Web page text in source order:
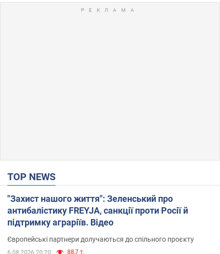
TOP NEWS
"Захист нашого життя": Зеленський про
антибалістику FREYJA, санкції проти Росії й
підтримку аграріїв. Відео
Європейські партнери долучаються до спільного проєкту
88,7 т.